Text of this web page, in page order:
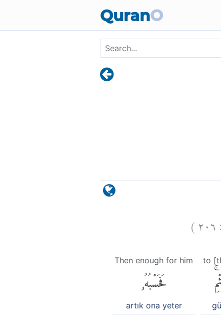
QuranO
٢٠٦)
to
Then enough for him
فَحَسْبُهُۥ
artık ona yeter